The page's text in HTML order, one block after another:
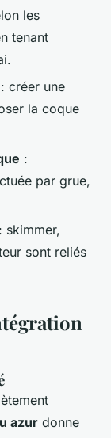
les
tenant
: créer une
la coque
:
par grue,
: skimmer,
sont reliés
azur donne